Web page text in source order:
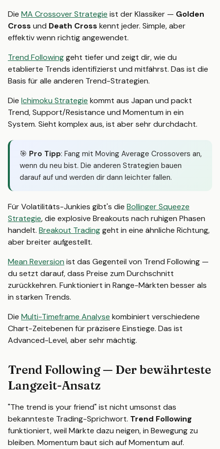
Die MA Crossover Strategie ist der Klassiker — Golden
Cross und Death Cross kennt jeder. Simple, aber
effektiv wenn richtig angewendet.
Trend Followinggeht tiefer und zeigt dir, wie du
etablierte Trends identifizierst und mitfährst. Das ist die
Basis für alle anderen Trend-Strategien.
Die Ichimoku Strategie kommt aus Japan und packt
Trend, Support/Resistance und Momentum in ein
System. Sieht komplex aus, ist aber sehr durchdacht.
🎯 Pro Tipp: Fang mit Moving Average Crossovers an,
wenn du neu bist. Die anderen Strategien bauen
darauf auf und werden dir dann leichter fallen.
Für Volatilitäts-Junkies gibt's die Bollinger Squeeze
Strategie, die explosive Breakouts nach ruhigen Phasen
handelt. Breakout Tradinggeht in eine ähnliche Richtung,
aber breiter aufgestellt.
Mean Reversion ist das Gegenteil von Trend Following —
du setzt darauf, dass Preise zum Durchschnitt
zurückkehren. Funktioniert in Range-Märkten besser als
in starken Trends.
Die Multi-Timeframe Analyse kombiniert verschiedene
Chart-Zeitebenen für präzisere Einstiege. Das ist
Advanced-Level, aber sehr mächtig.
Trend Following — Der bewährteste
Langzeit-Ansatz
"The trend is your friend" ist nicht umsonst das
bekannteste Trading-Sprichwort. Trend Following
funktioniert, weil Märkte dazu neigen, in Bewegung zu
bleiben. Momentum baut sich auf Momentum auf.